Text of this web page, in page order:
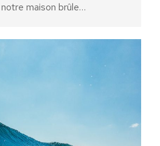
maison brûle…